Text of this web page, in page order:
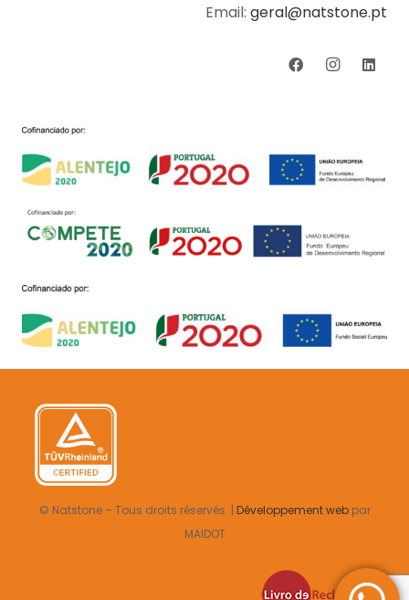
Email: geral@natstone.pt
© Natstone – Tous droits réservés. | Développement webpar
MAIDOT